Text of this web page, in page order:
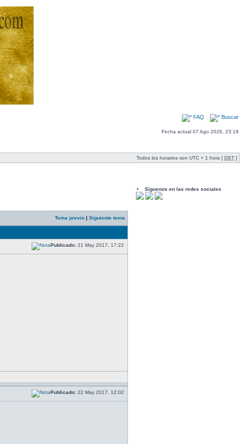
FAQ Buscar
Fecha actual 07 Ago 2026, 23:19
Todos los horarios son UTC + 1 hora [ DST ]
Tema previo | Siguiente tema
Publicado: 21 May 2017, 17:22
Publicado: 22 May 2017, 12:02
Síguenos en las redes sociales